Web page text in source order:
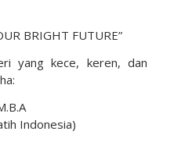
BRIGHT FUTURE”
yang kece, keren, dan
Indonesia)